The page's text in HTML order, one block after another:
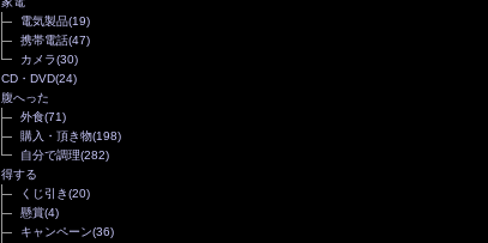
電気製品(19)
携帯電話(47)
カメラ(30)
CD・DVD(24)
腹へった
外食(71)
購入・頂き物(198)
自分で調理(282)
得する
くじ引き(20)
懸賞(4)
キャンペーン(36)